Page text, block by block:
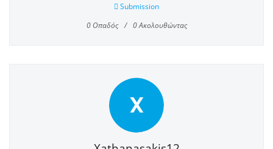
Submission
0Οπαδός 0Ακολουθώντας
X